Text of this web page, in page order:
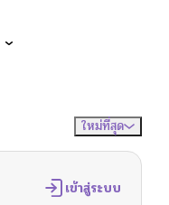
07/07/2026
ใหม่ที่สุด
เข้าสู่ระบบ